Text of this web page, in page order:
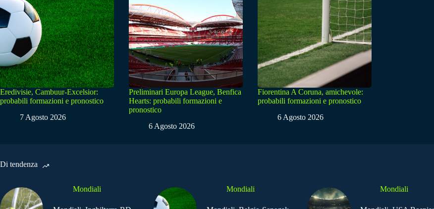
Eredivisie, Cambuur-Excelsior:
probabili formazioni e pronostico
7 Agosto 2026
Preliminari Europa League, Benfica
Hearts: probabili formazioni e
pronostico
6 Agosto 2026
Fiorentina A Coruna, amichevole:
probabili formazioni e pronostico
6 Agosto 2026
Di tendenza
Mondiali Mondiali Mondiali